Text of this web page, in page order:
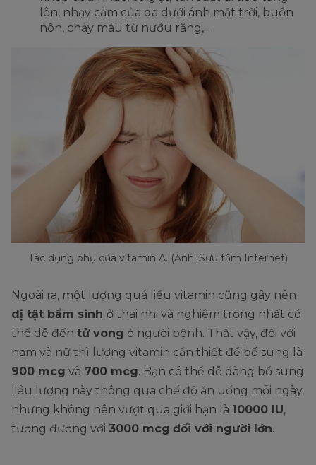
lên, nhạy cảm của da dưới ánh mặt trời, buồn
nôn, chảy máu từ nướu răng,...
Tác dụng phụ của vitamin A. (Ảnh: Sưu tầm Internet)
Ngoài ra, một lượng quá liều vitamin cũng gây nên
dị tật bẩm sinh ở thai nhi và nghiêm trọng nhất có
thể dễ đến tử vong ở người bệnh. Thật vậy, đối với
nam và nữ thì lượng vitamin cần thiết để bổ sung là
900 mcg và 700 mcg. Bạn có thể dễ dàng bổ sung
liều lượng này thông qua chế độ ăn uống mỗi ngày,
nhưng không nên vượt qua giới hạn là 10000 IU,
tương đương với 3000 mcg đối với người lớn.